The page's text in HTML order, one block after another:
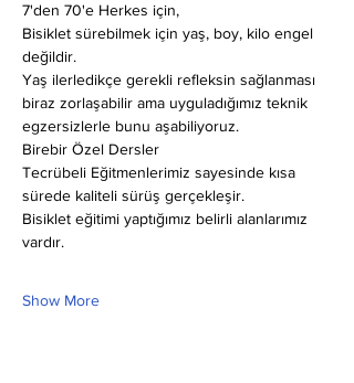
7'den 70'e Herkes için,
Bisiklet sürebilmek için yaş, boy, kilo engel
değildir.
Yaş ilerledikçe gerekli refleksin sağlanması
biraz zorlaşabilir ama uyguladığımız teknik
egzersizlerle bunu aşabiliyoruz.
Birebir Özel Dersler
Tecrübeli Eğitmenlerimiz sayesinde kısa
sürede kaliteli sürüş gerçekleşir.
Bisiklet eğitimi yaptığımız belirli alanlarımız
vardır.
Show More